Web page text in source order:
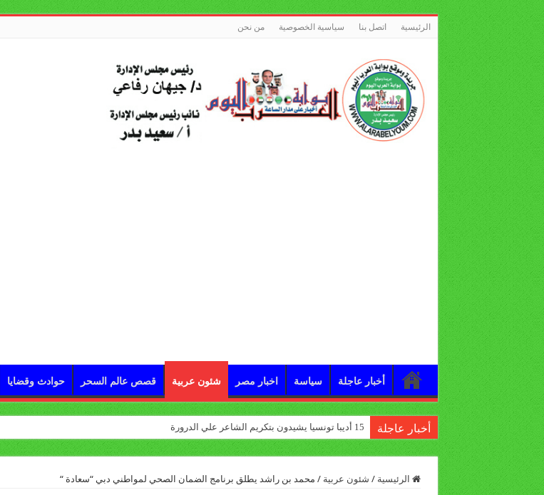
الرئيسية اتصل بنا سياسية الخصوصية من نحن
أخبار عاجلة سياسة اخبار مصر شئون عربية قصص عالم السحر حوادث وقضايا
أخبار عاجلة 15 أديبا تونسيا يشيدون بتكريم الشاعر علي الدرورة
الرئيسية / شئون عربية / محمد بن راشد يطلق برنامج الضمان الصحي لمواطني دبي “سعادة “